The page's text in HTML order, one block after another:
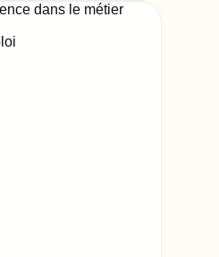
dans le métier